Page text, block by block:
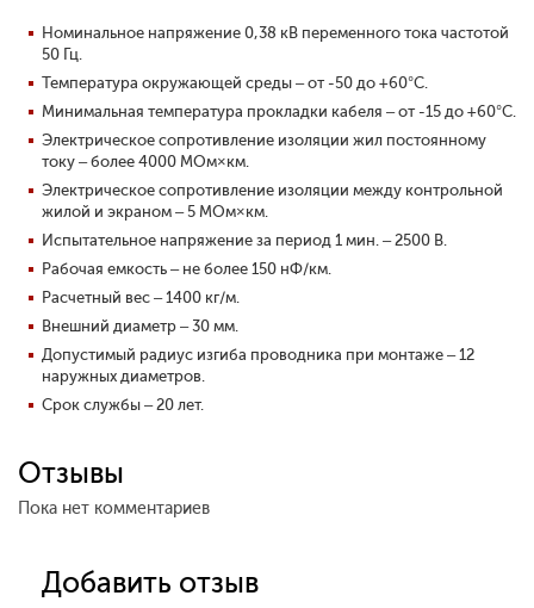
Номинальное напряжение 0,38 кВ переменного тока частотой
50 Гц.
Температура окружающей среды – от -50 до +60°С.
Минимальная температура прокладки кабеля – от -15 до +60°С.
Электрическое сопротивление изоляции жил постоянному
току – более 4000 МОм×км.
Электрическое сопротивление изоляции между контрольной
жилой и экраном – 5 МОм×км.
Испытательное напряжение за период 1 мин. – 2500 В.
Рабочая емкость – не более 150 нФ/км.
Расчетный вес – 1400 кг/м.
Внешний диаметр – 30 мм.
Допустимый радиус изгиба проводника при монтаже – 12
наружных диаметров.
Срок службы – 20 лет.
Отзывы
Пока нет комментариев
Добавить отзыв